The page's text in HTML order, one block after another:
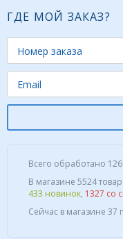
ГДЕ МОЙ ЗАКАЗ?
Всего обработано
В магазине 5524
433 новинок, 1327 со
Сейчас в магазине 37